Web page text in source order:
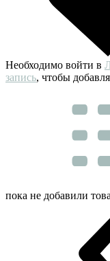
Необходимо войти в
запись, чтобы
пока не добавили